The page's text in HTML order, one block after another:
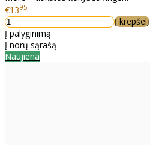
€1395
Į krepšelį
Į palyginimą
Į norų sąrašą
Naujiena